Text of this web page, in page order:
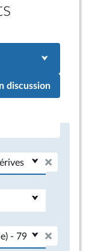
discussion